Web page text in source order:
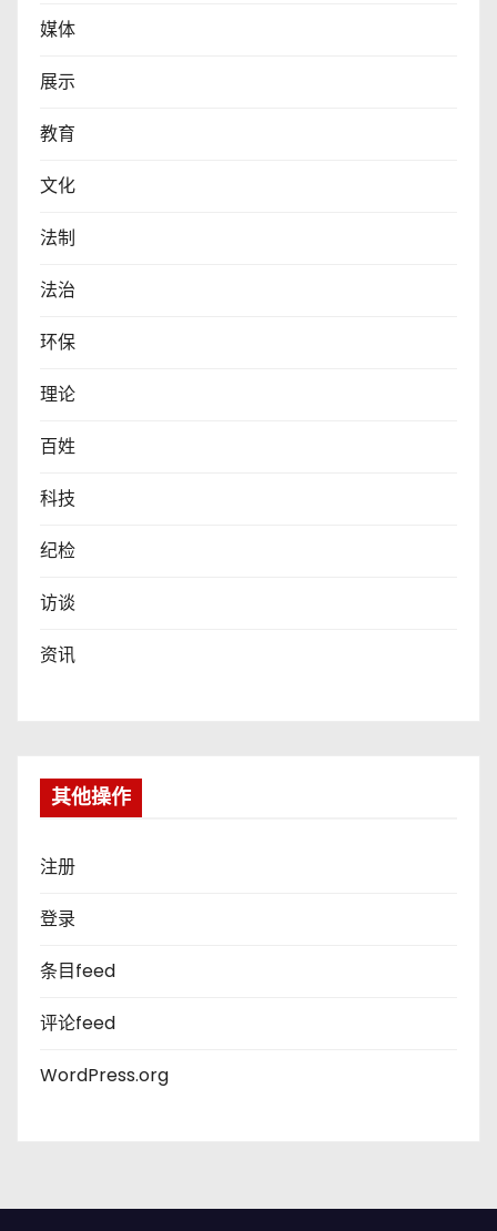
媒体
展示
教育
文化
法制
法治
环保
理论
百姓
科技
纪检
访谈
资讯
其他操作
注册
登录
条目feed
评论feed
WordPress.org